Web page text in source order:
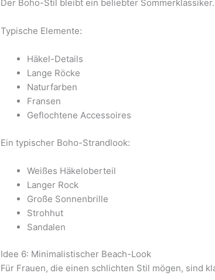
Der Boho-Stil bleibt ein beliebter Sommerklassiker.
Typische Elemente:
Häkel-Details
Lange Röcke
Naturfarben
Fransen
Geflochtene Accessoires
Ein typischer Boho-Strandlook:
Weißes Häkeloberteil
Langer Rock
Große Sonnenbrille
Strohhut
Sandalen
Idee 6: Minimalistischer Beach-Look
Für Frauen, die einen schlichten Stil mögen, sind